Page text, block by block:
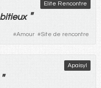
Elite Rencontre
"
#Amour #Site de rencontre
Apaisyl
"